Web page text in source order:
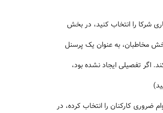
شرکا را انتخاب کنید، در بخش
مخاطبان، به عنوان یک پرسنل
اگر تفصیلی ایجاد نشده بود،
ضروری کارکنان را انتخاب کرده، در